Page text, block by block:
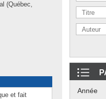
(Québec,
et fait
Année